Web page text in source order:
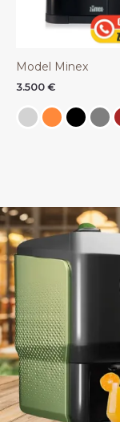
Model Minex
3.500 €